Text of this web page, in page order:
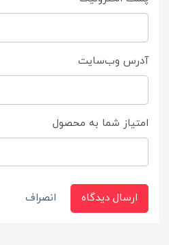
آدرس وب‌سایت
امتیاز شما به محصول
ارسال دیدگاه انصراف